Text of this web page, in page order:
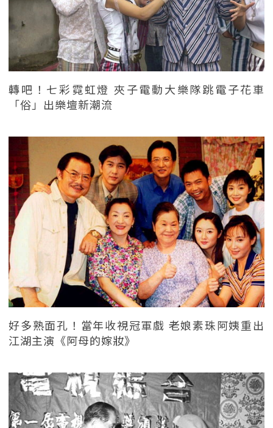
轉吧！七彩霓虹燈 夾子電動大樂隊跳電子花車
「俗」出樂壇新潮流
好多熟面孔！當年收視冠軍戲 老娘素珠阿姨重出
江湖主演《阿母的嫁妝》